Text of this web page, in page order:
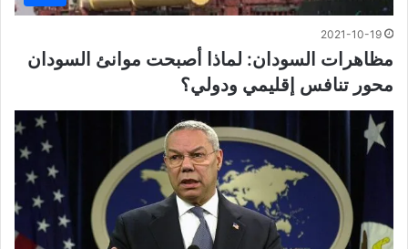
2021-10-19
مظاهرات السودان: لماذا أصبحت موانئ السودان
محور تنافس إقليمي ودولي؟